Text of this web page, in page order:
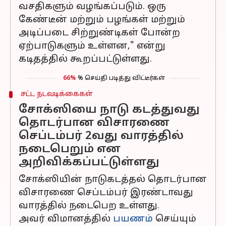
வசதிகளும் வழங்கப்படும். ஒரு
கேண்டீன் மற்றும் பழங்கள் மற்றும்
அடிப்படை சிற்றுண்டிகள் போன்ற
ஏற்பாடுகளும் உள்ளன," என்று
கடிதத்தில் கூறப்பட்டுள்ளது.
66% % செய்தி படித்து விட்டீர்கள்
சட்ட நடவடிக்கைகள்
சோக்ஸியை நாடு கடத்துவது
தொடர்பான விசாரணை
செப்டம்பர் 2வது வாரத்தில்
நடைபெறும் என
அறிவிக்கப்பட்டுள்ளது
சோக்ஸியின் நாடுகடத்தல் தொடர்பான
விசாரணை செப்டம்பர் இரண்டாவது
வாரத்தில் நடைபெற உள்ளது.
அவர் விமானத்தில் பயணம் செய்யும்